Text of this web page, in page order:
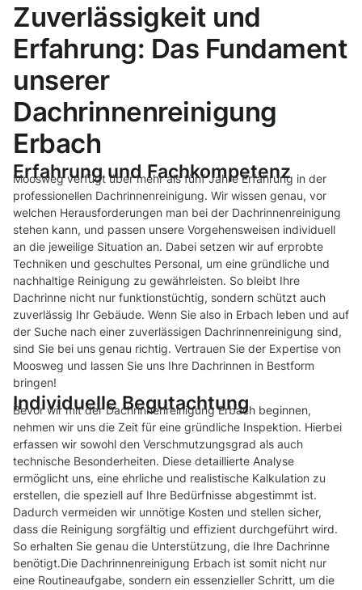
Zuverlässigkeit und
Erfahrung: Das Fundament
unserer
Dachrinnenreinigung
Erbach
Erfahrung und Fachkompetenz
Moosweg verfügt über mehr als fünf Jahre Erfahrung in der
professionellen Dachrinnenreinigung. Wir wissen genau, vor
welchen Herausforderungen man bei der Dachrinnenreinigung
stehen kann, und passen unsere Vorgehensweisen individuell
an die jeweilige Situation an. Dabei setzen wir auf erprobte
Techniken und geschultes Personal, um eine gründliche und
nachhaltige Reinigung zu gewährleisten. So bleibt Ihre
Dachrinne nicht nur funktionstüchtig, sondern schützt auch
zuverlässig Ihr Gebäude. Wenn Sie also in Erbach leben und auf
der Suche nach einer zuverlässigen Dachrinnenreinigung sind,
sind Sie bei uns genau richtig. Vertrauen Sie der Expertise von
Moosweg und lassen Sie uns Ihre Dachrinnen in Bestform
bringen!
Individuelle Begutachtung
Bevor wir mit der Dachrinnenreinigung Erbach beginnen,
nehmen wir uns die Zeit für eine gründliche Inspektion. Hierbei
erfassen wir sowohl den Verschmutzungsgrad als auch
technische Besonderheiten. Diese detaillierte Analyse
ermöglicht uns, eine ehrliche und realistische Kalkulation zu
erstellen, die speziell auf Ihre Bedürfnisse abgestimmt ist.
Dadurch vermeiden wir unnötige Kosten und stellen sicher,
dass die Reinigung sorgfältig und effizient durchgeführt wird.
So erhalten Sie genau die Unterstützung, die Ihre Dachrinne
benötigt.Die Dachrinnenreinigung Erbach ist somit nicht nur
eine Routineaufgabe, sondern ein essenzieller Schritt, um die